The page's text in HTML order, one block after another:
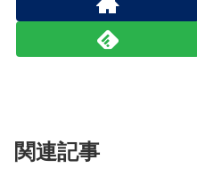
関連記事